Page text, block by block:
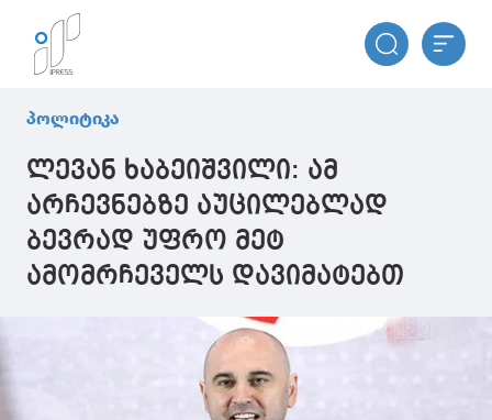
პოლიტიკა
ლევან ხაბეიშვილი: ამ
არჩევნებზე აუცილებლად
ბევრად უფრო მეტ
ამომრჩეველს დავიმატებთ